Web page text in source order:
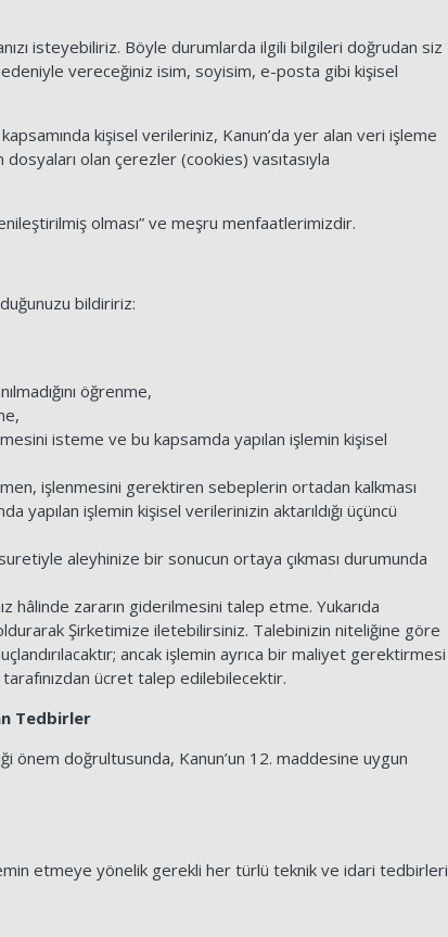
isteyebiliriz. Böyle durumlarda ilgili bilgileri doğrudan siz
vereceğiniz isim, soyisim, e-posta gibi kişisel
kişisel verileriniz, Kanun’da yer alan veri işleme
olan çerezler (cookies) vasıtasıyla
olması” ve meşru menfaatlerimizdir.
bildiririz:
öğrenme,
isteme ve bu kapsamda yapılan işlemin kişisel
işlenmesini gerektiren sebeplerin ortadan kalkması
işlemin kişisel verilerinizin aktarıldığı üçüncü
aleyhinize bir sonucun ortaya çıkması durumunda
hâlinde zararın giderilmesini talep etme. Yukarıda
Şirketimize iletebilirsiniz. Talebinizin niteliğine göre
ancak işlemin ayrıca bir maliyet gerektirmesi
ücret talep edilebilecektir.
Tedbirler
önem doğrultusunda, Kanun’un 12. maddesine uygun
etmeye yönelik gerekli her türlü teknik ve idari tedbirleri